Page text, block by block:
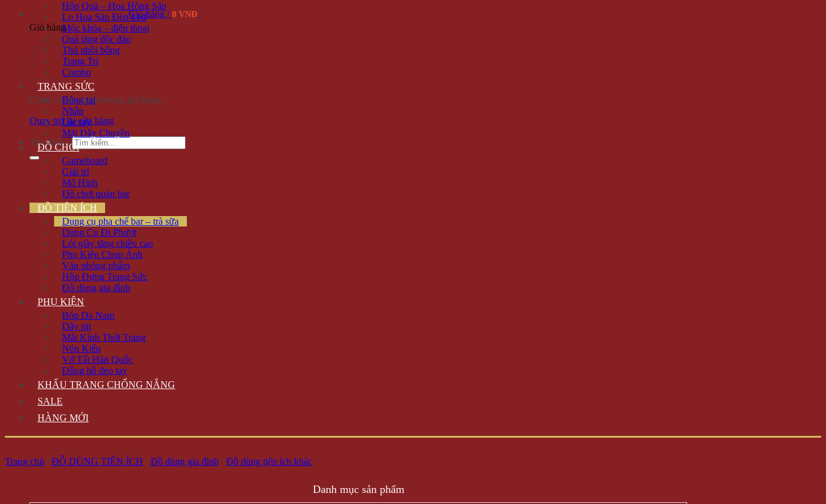
Giỏ hàng / 0 VNĐ
Giỏ hàng
Chưa có sản phẩm trong giỏ hàng.
Quay trở lại cửa hàng
Tìm kiếm:
Hộp Quà – Hoa Hồng Sáp
Lọ Hoa Sáp Đèn Led
Móc khóa – điện thoại
Quà tặng độc đáo
Thú nhồi bông
Trang Trí
Combo
TRANG SỨC
Bông tai
Nhẫn
Lắc tay
Mặt Dây Chuyền
ĐỒ CHƠI
Gameboard
Giải trí
Mô Hình
Đồ chơi quán bar
ĐỒ TIỆN ÍCH
Dụng cụ pha chế bar – trà sữa
Dụng Cụ Đi Phượt
Lót giày tăng chiều cao
Phụ Kiện Chụp Ảnh
Văn phòng phẩm
Hộp Đựng Trang Sức
Đồ dùng gia đình
PHỤ KIỆN
Bóp Da Nam
Dây nịt
Mắt Kính Thời Trang
Nón Kiểu
Vớ Tất Hàn Quốc
Đồng hồ đeo tay
KHẨU TRANG CHỐNG NẮNG
SALE
HÀNG MỚI
Trang chủ / ĐỒ DÙNG TIỆN ÍCH / Đồ dùng gia đình / Đồ dùng tiện ích khác
Danh mục sản phẩm